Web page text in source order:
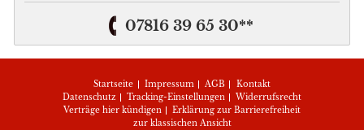
07816 39 65 30**
Startseite Impressum AGB
Kontakt
Datenschutz
Tracking-Einstellungen
Widerrufsrecht
Verträge hier kündigen
Erklärung zur Barrierefreiheit
zur klassischen Ansicht